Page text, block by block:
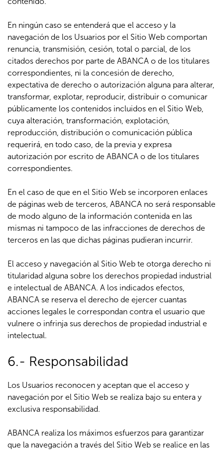
En ningún caso se entenderá que el acceso y la
navegación de los Usuarios por el Sitio Web comportan
renuncia, transmisión, cesión, total o parcial, de los
citados derechos por parte de ABANCA o de los titulares
correspondientes, ni la concesión de derecho,
expectativa de derecho o autorización alguna para alterar,
transformar, explotar, reproducir, distribuir o comunicar
públicamente los contenidos incluidos en el Sitio Web,
cuya alteración, transformación, explotación,
reproducción, distribución o comunicación pública
requerirá, en todo caso, de la previa y expresa
autorización por escrito de ABANCA o de los titulares
correspondientes.
En el caso de que en el Sitio Web se incorporen enlaces
de páginas web de terceros, ABANCA no será responsable
de modo alguno de la información contenida en las
mismas ni tampoco de las infracciones de derechos de
terceros en las que dichas páginas pudieran incurrir.
El acceso y navegación al Sitio Web te otorga derecho ni
titularidad alguna sobre los derechos propiedad industrial
e intelectual de ABANCA. A los indicados efectos,
ABANCA se reserva el derecho de ejercer cuantas
acciones legales le correspondan contra el usuario que
vulnere o infrinja sus derechos de propiedad industrial e
intelectual.
6.- Responsabilidad
Los Usuarios reconocen y aceptan que el acceso y
navegación por el Sitio Web se realiza bajo su entera y
exclusiva responsabilidad.
ABANCA realiza los máximos esfuerzos para garantizar
que la navegación a través del Sitio Web se realice en las